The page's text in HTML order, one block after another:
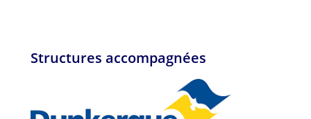
Structures accompagnées